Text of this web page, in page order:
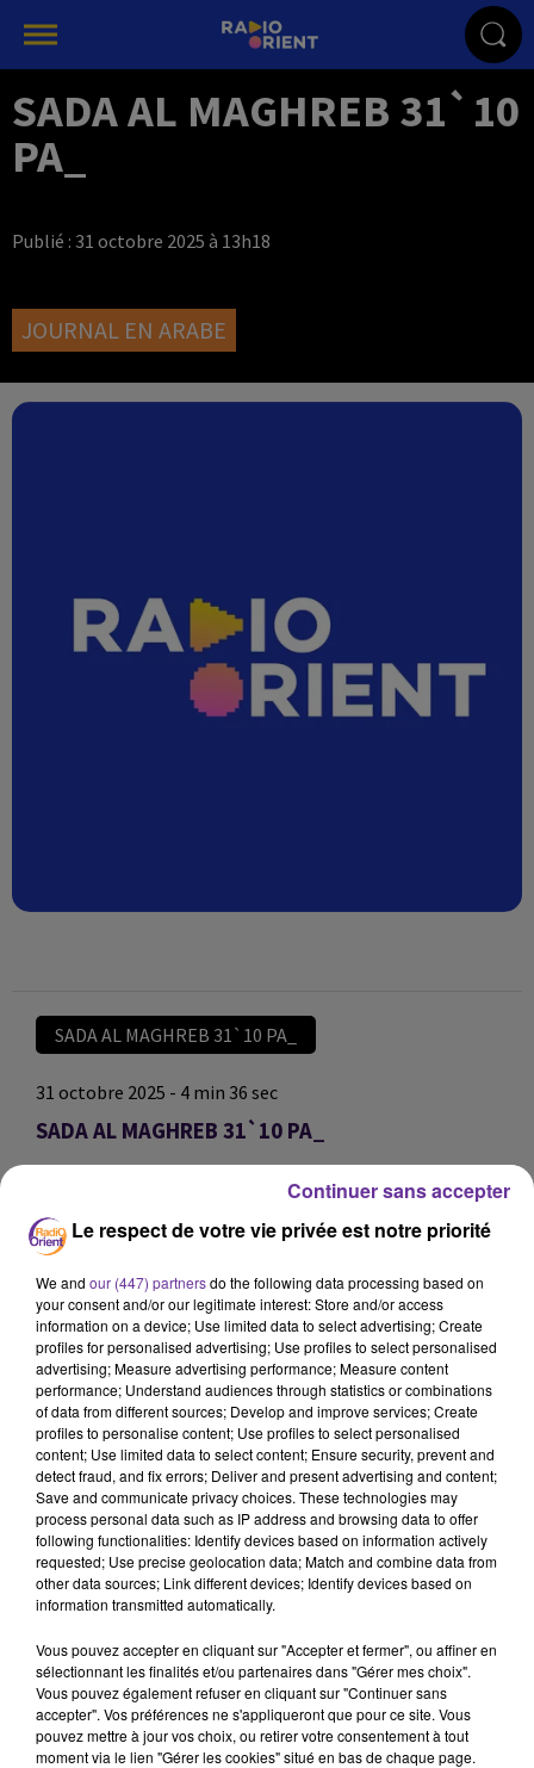
SADA AL MAGHREB 31`10
PA_
Publié : 31 octobre 2025 à 13h18
JOURNAL EN ARABE
SADA AL MAGHREB 31`10 PA_
31 octobre 2025 - 4 min 36 sec
SADA AL MAGHREB 31`10 PA_
SADA AL MAGHREB 31`10 PA_
SADA AL MAGHREB 31`10 PA_
0:00 4 min 36 sec
SUR LE MÊME SUJET
SADA AL MACHREK 31`10 PA_
Le respect de votre vie privée est notre priorité
We and our (447) partnersdo the following data processing based on
your consent and/or our legitimate interest: Store and/or access
information on a device; Use limited data to select advertising; Create
profiles for personalised advertising; Use profiles to select personalised
advertising; Measure advertising performance; Measure content
performance; Understand audiences through statistics or combinations
of data from different sources; Develop and improve services; Create
profiles to personalise content; Use profiles to select personalised
content; Use limited data to select content; Ensure security, prevent and
detect fraud, and fix errors; Deliver and present advertising and content;
Save and communicate privacy choices. These technologies may
process personal data such as IP address and browsing data to offer
following functionalities: Identify devices based on information actively
requested; Use precise geolocation data; Match and combine data from
other data sources; Link different devices; Identify devices based on
information transmitted automatically.
Vous pouvez accepter en cliquant sur "Accepter et fermer", ou affiner en
sélectionnant les finalités et/ou partenaires dans "Gérer mes choix".
Vous pouvez également refuser en cliquant sur "Continuer sans
accepter". Vos préférences ne s'appliqueront que pour ce site. Vous
pouvez mettre à jour vos choix, ou retirer votre consentement à tout
moment via le lien "Gérer les cookies" situé en bas de chaque page.
Continuer sans accepter